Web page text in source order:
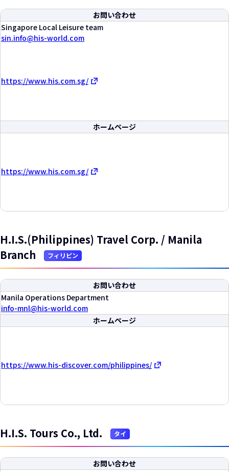
お問い合わせ
Singapore Local Leisure team
sin.info
his-world.com
https://www.his.com.sg/
ホームページ
https://www.his.com.sg/
H.I.S.(Philippines) Travel Corp. / Manila
Branch
フィリピン
お問い合わせ
Manila Operations Department
info-mnl
his-world.com
ホームページ
https://www.his-discover.com/philippines/
H.I.S. Tours Co., Ltd. タイ
お問い合わせ